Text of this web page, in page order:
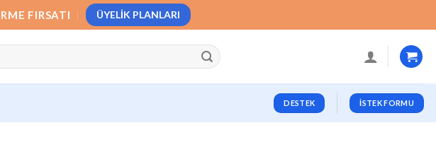
FIRSATI ÜYELIK PLANLARI
DESTEK İSTEK FORMU